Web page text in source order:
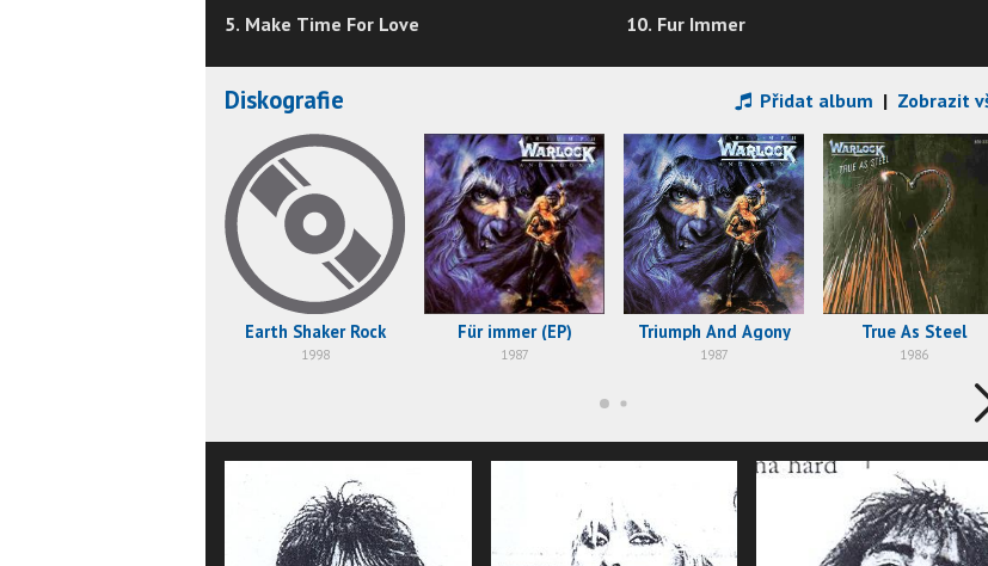
5. Make Time For Love
10. Fur Immer
Diskografie Přidat album | Zobrazit
Earth Shaker Rock
1998
Für immer (EP)
1987
Triumph And Agony
1987
True As Steel
1986